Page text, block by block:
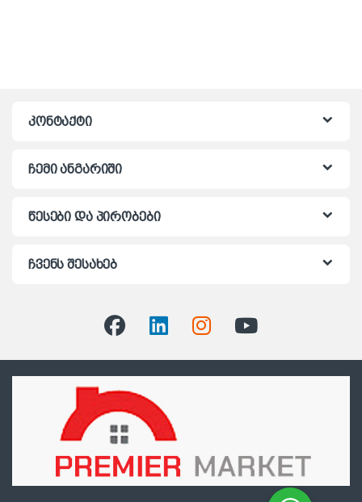
კონტაქტი
ჩემი ანგარიში
წესები და პირობები
ჩვენს შესახებ